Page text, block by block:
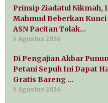
Prinsip Ziadatul Nikmah,
Mahmud Beberkan
ASN Pacitan Tolak…
5 Agustus 2026
Di Pengajian Akbar
Petani Sepuh Ini Dapat
Gratis Bareng …
5 Agustus 2026